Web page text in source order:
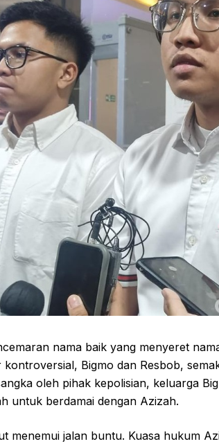
nama baik yang menyeret
Bigmo dan Resbob,
oleh pihak kepolisian, keluarga
untuk berdamai dengan Azizah.
menemui jalan buntu. Kuasa hukum